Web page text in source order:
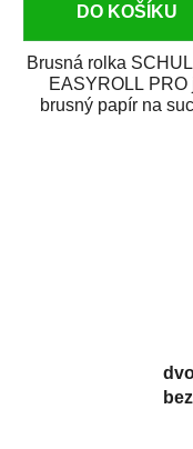
DO KOŠÍKU
Brusná rolka
EASYROLL PRO
brusný papír na